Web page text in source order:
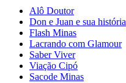
Alô Doutor
Don e Juan e sua história
Flash Minas
Lacrando com Glamour
Saber Viver
Viação Cipó
Sacode Minas